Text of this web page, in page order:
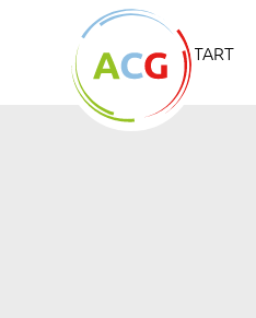
Skip to main content
Skip to page footer
START